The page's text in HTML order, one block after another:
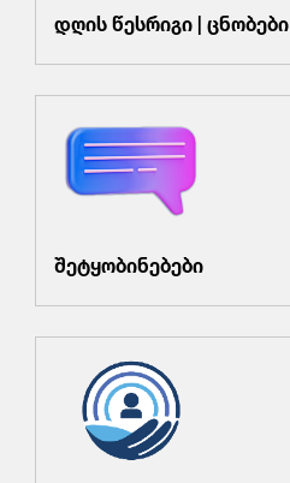
დღის წესრიგი | ცნობები
შეტყობინებები